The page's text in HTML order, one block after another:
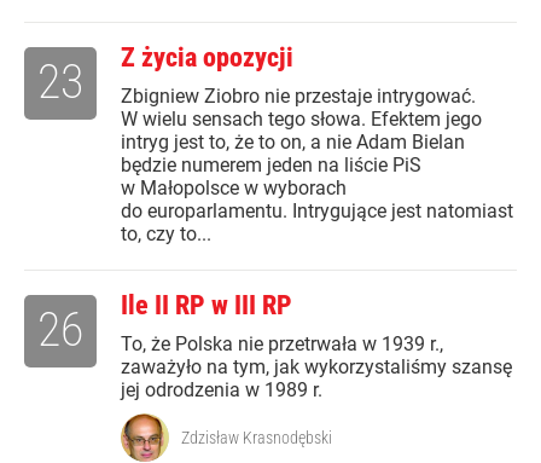
Z życia opozycji
Zbigniew Ziobro nie przestaje intrygować.
W wielu sensach tego słowa. Efektem jego
intryg jest to, że to on, a nie Adam Bielan
będzie numerem jeden na liście PiS
w Małopolsce w wyborach
do europarlamentu. Intrygujące jest natomiast
to, czy to...
23
Ile II RP w III RP
To, że Polska nie przetrwała w 1939 r.,
zaważyło na tym, jak wykorzystaliśmy szansę
jej odrodzenia w 1989 r.
26
Zdzisław Krasnodębski